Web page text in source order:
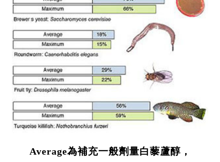
Average為補充一般劑量白藜蘆醇，